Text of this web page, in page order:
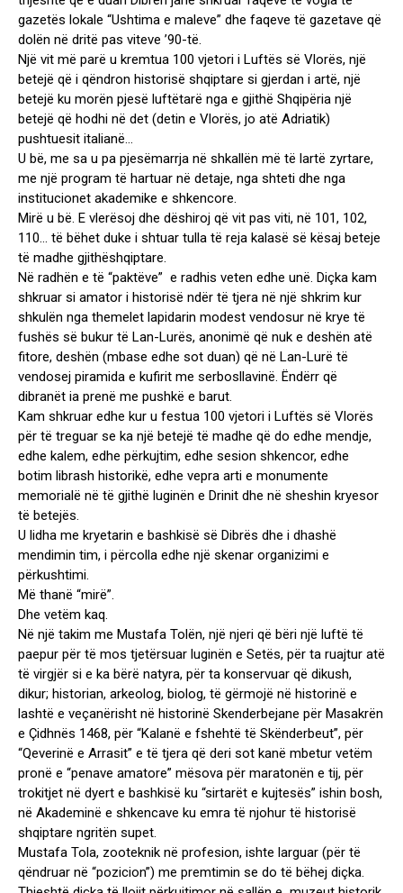
gazetës lokale “Ushtima e maleve” dhe faqeve të gazetave që
dolën në dritë pas viteve ’90-të.
Një vit më parë u kremtua 100 vjetori i Luftës së Vlorës, një
betejë që i qëndron historisë shqiptare si gjerdan i artë, një
betejë ku morën pjesë luftëtarë nga e gjithë Shqipëria një
betejë që hodhi në det (detin e Vlorës, jo atë Adriatik)
pushtuesit italianë…
U bë, me sa u pa pjesëmarrja në shkallën më të lartë zyrtare,
me një program të hartuar në detaje, nga shteti dhe nga
institucionet akademike e shkencore.
Mirë u bë. E vlerësoj dhe dëshiroj që vit pas viti, në 101, 102,
110… të bëhet duke i shtuar tulla të reja kalasë së kësaj beteje
të madhe gjithëshqiptare.
Në radhën e të “paktëve” e radhis veten edhe unë. Diçka kam
shkruar si amator i historisë ndër të tjera në një shkrim kur
shkulën nga themelet lapidarin modest vendosur në krye të
fushës së bukur të Lan-Lurës, anonimë që nuk e deshën atë
fitore, deshën (mbase edhe sot duan) që në Lan-Lurë të
vendosej piramida e kufirit me serbosllavinë. Ëndërr që
dibranët ia prenë me pushkë e barut.
Kam shkruar edhe kur u festua 100 vjetori i Luftës së Vlorës
për të treguar se ka një betejë të madhe që do edhe mendje,
edhe kalem, edhe përkujtim, edhe sesion shkencor, edhe
botim librash historikë, edhe vepra arti e monumente
memorialë në të gjithë luginën e Drinit dhe në sheshin kryesor
të betejës.
U lidha me kryetarin e bashkisë së Dibrës dhe i dhashë
mendimin tim, i përcolla edhe një skenar organizimi e
përkushtimi.
Më thanë “mirë”.
Dhe vetëm kaq.
Në një takim me Mustafa Tolën, një njeri që bëri një luftë të
paepur për të mos tjetërsuar luginën e Setës, për ta ruajtur atë
të virgjër si e ka bërë natyra, për ta konservuar që dikush,
dikur; historian, arkeolog, biolog, të gërmojë në historinë e
lashtë e veçanërisht në historinë Skenderbejane për Masakrën
e Çidhnës 1468, për “Kalanë e fshehtë të Skënderbeut”, për
“Qeverinë e Arrasit” e të tjera që deri sot kanë mbetur vetëm
pronë e “penave amatore” mësova për maratonën e tij, për
trokitjet në dyert e bashkisë ku “sirtarët e kujtesës” ishin bosh,
në Akademinë e shkencave ku emra të njohur të historisë
shqiptare ngritën supet.
Mustafa Tola, zooteknik në profesion, ishte larguar (për të
qëndruar në “pozicion”) me premtimin se do të bëhej diçka.